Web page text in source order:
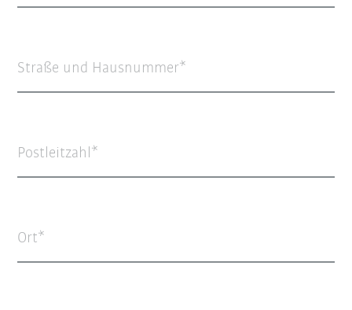
Straße und Hausnummer
Postleitzahl
Ort